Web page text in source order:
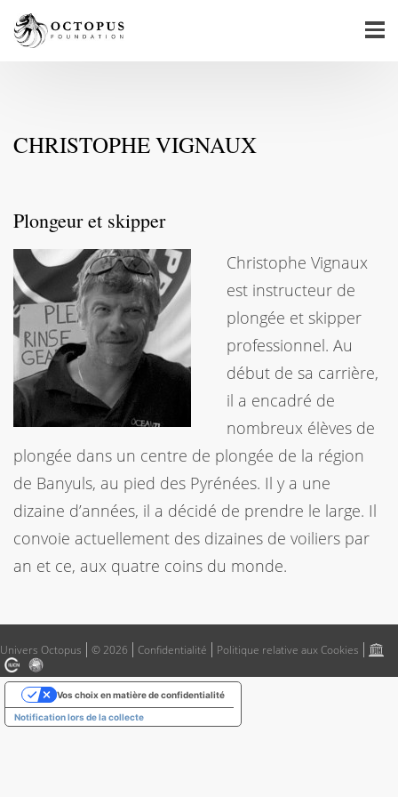
CHRISTOPHE VIGNAUX
Plongeur et skipper
Christophe Vignaux
est instructeur de
plongée et skipper
professionnel. Au
début de sa carrière,
il a encadré de
nombreux élèves de
plongée dans un centre de plongée de la région
de Banyuls, au pied des Pyrénées. Il y a une
dizaine d’années, il a décidé de prendre le large. Il
convoie actuellement des dizaines de voiliers par
an et ce, aux quatre coins du monde.
Univers Octopus © 2026 Confidentialité Politique relative aux Cookies
Notification lors de la collecte
Vos choix en matière de confidentialité